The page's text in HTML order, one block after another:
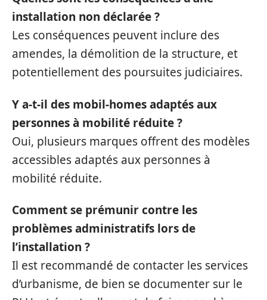
installation non déclarée ?
Les conséquences peuvent inclure des
amendes, la démolition de la structure, et
potentiellement des poursuites judiciaires.
Y a-t-il des mobil-homes adaptés aux
personnes à mobilité réduite ?
Oui, plusieurs marques offrent des modèles
accessibles adaptés aux personnes à
mobilité réduite.
Comment se prémunir contre les
problèmes administratifs lors de
l’installation ?
Il est recommandé de contacter les services
d’urbanisme, de bien se documenter sur le